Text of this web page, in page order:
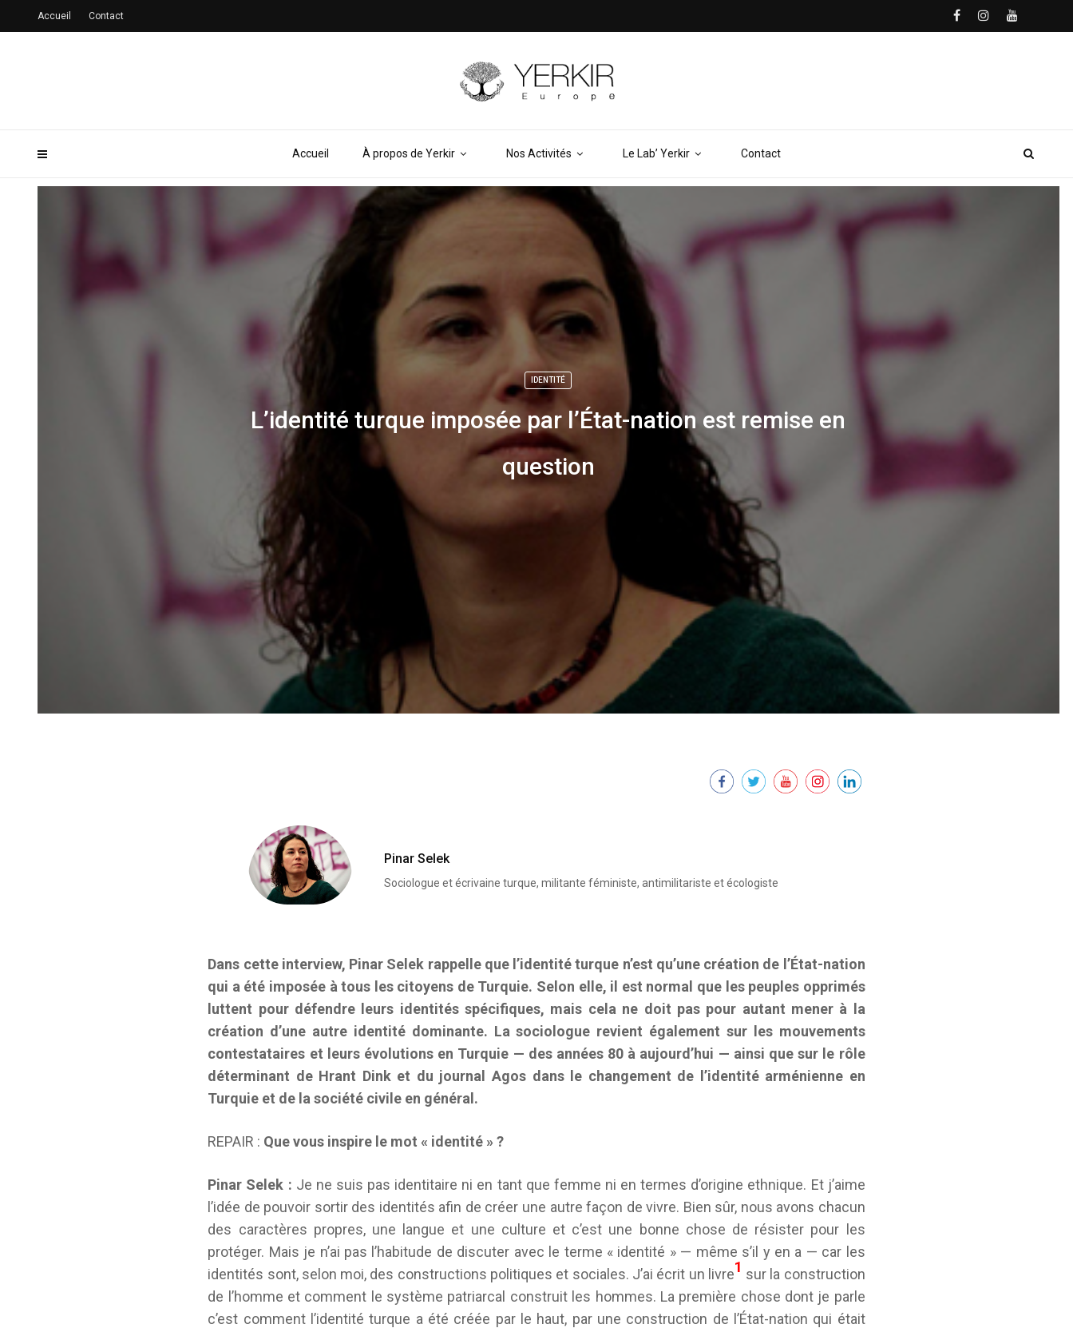
Accueil À propos de Yerkir Nos Activités Le Lab’ Yerkir Contact
Accueil Contact
IDENTITÉ
L’identité turque imposée par l’État-nation est remise en
question
Pinar Selek
Sociologue et écrivaine turque, militante féministe, antimilitariste et écologiste
Dans cette interview, Pinar Selek rappelle que l’identité turque n’est qu’une création de l’État-nation
qui a été imposée à tous les citoyens de Turquie. Selon elle, il est normal que les peuples opprimés
luttent pour défendre leurs identités spécifiques, mais cela ne doit pas pour autant mener à la
création d’une autre identité dominante. La sociologue revient également sur les mouvements
contestataires et leurs évolutions en Turquie — des années 80 à aujourd’hui — ainsi que sur le rôle
déterminant de Hrant Dink et du journal Agos dans le changement de l’identité arménienne en
Turquie et de la société civile en général.
REPAIR : Que vous inspire le mot « identité » ?
Pinar Selek : Je ne suis pas identitaire ni en tant que femme ni en termes d’origine ethnique. Et j’aime
l’idée de pouvoir sortir des identités afin de créer une autre façon de vivre. Bien sûr, nous avons chacun
des caractères propres, une langue et une culture et c’est une bonne chose de résister pour les
protéger. Mais je n’ai pas l’habitude de discuter avec le terme « identité » — même s’il y en a — car les
identités sont, selon moi, des constructions politiques et sociales. J’ai écrit un livre1 sur la construction
de l’homme et comment le système patriarcal construit les hommes. La première chose dont je parle
c’est comment l’identité turque a été créée par le haut, par une construction de l’État-nation qui était